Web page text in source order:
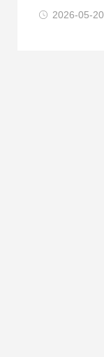
2026-05-20